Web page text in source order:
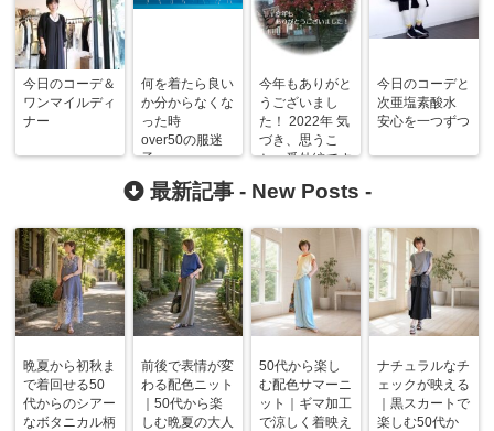
今日のコーデ＆
ワンマイルディ
ナー
何を着たら良い
か分からなくな
った時
over50の服迷
子
今年もありがと
うございまし
た！ 2022年 気
づき、思うこ
と 番外編です
今日のコーデと
次亜塩素酸水
安心を一つずつ
最新記事 - New Posts -
晩夏から初秋ま
で着回せる50
代からのシアー
なボタニカル柄
前後で表情が変
わる配色ニット
｜50代から楽
しむ晩夏の大人
50代から楽し
む配色サマーニ
ット｜ギマ加工
で涼しく着映え
ナチュラルなチ
ェックが映える
｜黒スカートで
楽しむ50代か